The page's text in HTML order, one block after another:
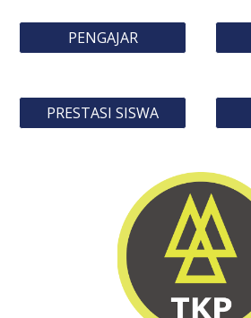
PENGAJAR
PRESTASI SISWA